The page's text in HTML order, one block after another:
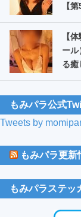
【
【
ール
る癒
もみパラ公式
Tweets by
もみパラ更新
もみパラステッ